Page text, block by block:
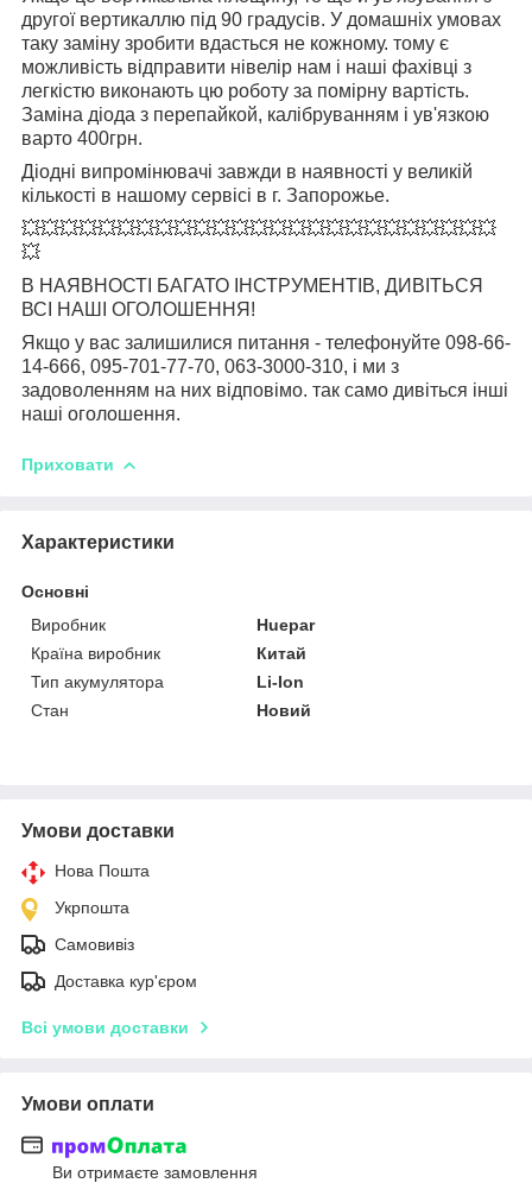
другої вертикаллю під 90 градусів. У домашніх умовах
таку заміну зробити вдасться не кожному. тому є
можливість відправити нівелір нам і наші фахівці з
легкістю виконають цю роботу за помірну вартість.
Заміна діода з перепайкой, калібруванням і ув'язкою
варто 400грн.
Діодні випромінювачі завжди в наявності у великій
кількості в нашому сервісі в г. Запорожье.
💥💥💥💥💥💥💥💥💥💥💥💥💥💥💥💥💥💥💥💥💥💥💥💥💥
💥
В НАЯВНОСТІ БАГАТО ІНСТРУМЕНТІВ, ДИВІТЬСЯ
ВСІ НАШІ ОГОЛОШЕННЯ!
Якщо у вас залишилися питання - телефонуйте 098-66-
14-666, 095-701-77-70, 063-3000-310, і ми з
задоволенням на них відповімо. так само дивіться інші
наші оголошення.
Приховати
Характеристики
Основні
Виробник
Huepar
Країна виробник
Китай
Тип акумулятора
Li-Ion
Стан
Новий
Умови доставки
Нова Пошта
Укрпошта
Самовивіз
Доставка кур'єром
Всі умови доставки
Умови оплати
Ви отримаєте замовлення